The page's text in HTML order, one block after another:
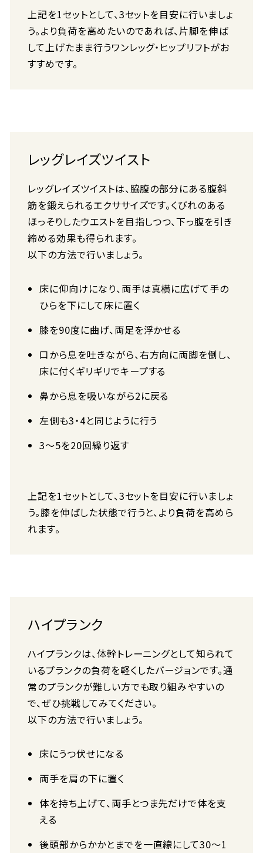
上記を1セットとして、3セットを目安に行いましょ
う。より負荷を高めたいのであれば、片脚を伸ば
して上げたまま行うワンレッグ・ヒップリフトがお
すすめです。
レッグレイズツイスト
レッグレイズツイストは、脇腹の部分にある腹斜
筋を鍛えられるエクササイズです。くびれのある
ほっそりしたウエストを目指しつつ、下っ腹を引き
締める効果も得られます。
以下の方法で行いましょう。
床に仰向けになり、両手は真横に広げて手の
ひらを下にして床に置く
膝を90度に曲げ、両足を浮かせる
口から息を吐きながら、右方向に両脚を倒し、
床に付くギリギリでキープする
鼻から息を吸いながら2に戻る
左側も3・4と同じように行う
3〜5を20回繰り返す
上記を1セットとして、3セットを目安に行いましょ
う。膝を伸ばした状態で行うと、より負荷を高めら
れます。
ハイプランク
ハイプランクは、体幹トレーニングとして知られて
いるプランクの負荷を軽くしたバージョンです。通
常のプランクが難しい方でも取り組みやすいの
で、ぜひ挑戦してみてください。
以下の方法で行いましょう。
床にうつ伏せになる
両手を肩の下に置く
体を持ち上げて、両手とつま先だけで体を支
える
後頭部からかかとまでを一直線にして30〜1